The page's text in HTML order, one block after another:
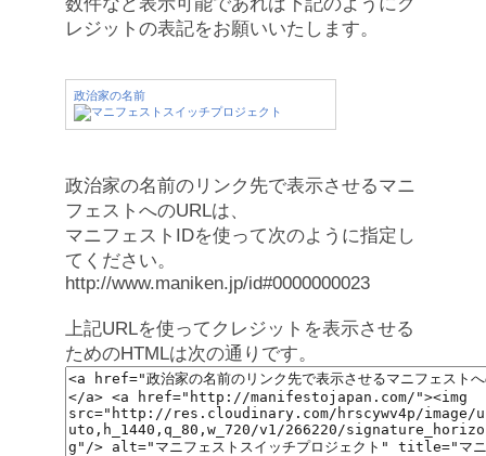
レジットの表記をお願いいたします。
政治家の名前
政治家の名前のリンク先で表示させるマニ
フェストへのURLは、
マニフェストIDを使って次のように指定し
てください。
http://www.maniken.jp/id#0000000023
上記URLを使ってクレジットを表示させる
ためのHTMLは次の通りです。